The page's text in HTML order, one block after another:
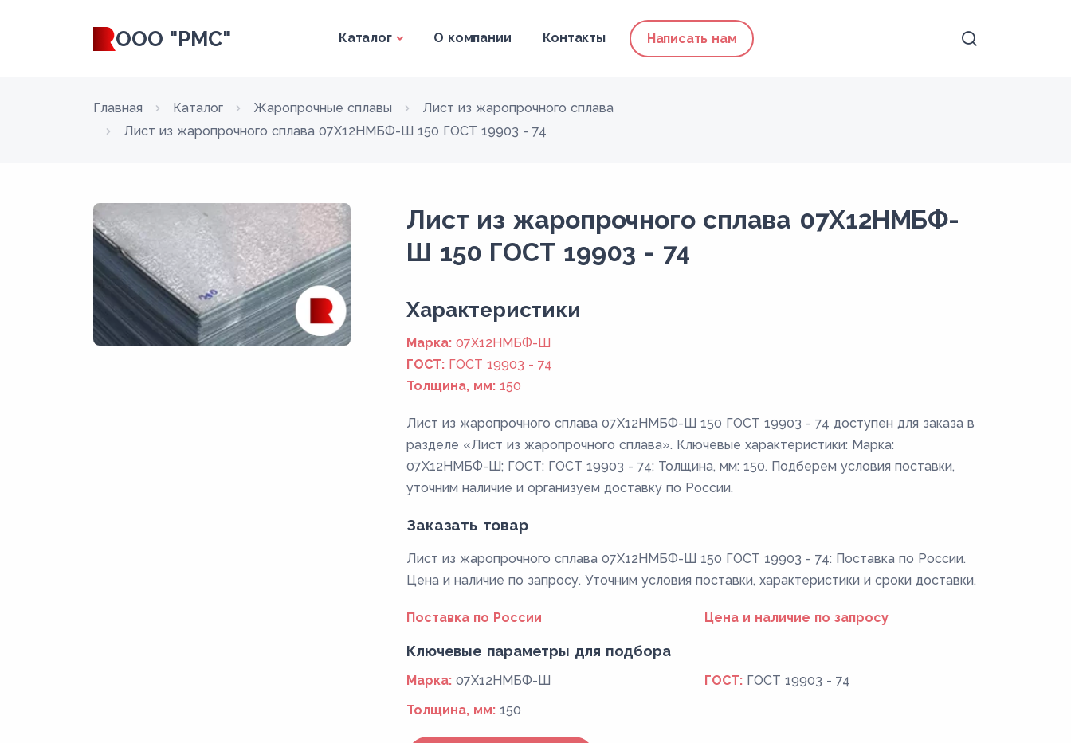
ООО "РМС" Каталог О компании Контакты Написать нам
Главная Каталог Жаропрочные сплавы
Лист из жаропрочного сплава
Лист из жаропрочного сплава 07Х12НМБФ-Ш 150 ГОСТ 19903 - 74
Лист из жаропрочного сплава 07Х12НМБФ-
Ш 150 ГОСТ 19903 - 74
Xарактеристики
Марка: 07Х12НМБФ-Ш
ГОСТ: ГОСТ 19903 - 74
Толщина, мм: 150
Лист из жаропрочного сплава 07Х12НМБФ-Ш 150 ГОСТ 19903 - 74 доступен для заказа в
разделе «Лист из жаропрочного сплава». Ключевые характеристики: Марка:
07Х12НМБФ-Ш; ГОСТ: ГОСТ 19903 - 74; Толщина, мм: 150. Подберем условия поставки,
уточним наличие и организуем доставку по России.
Заказать товар
Лист из жаропрочного сплава 07Х12НМБФ-Ш 150 ГОСТ 19903 - 74: Поставка по России.
Цена и наличие по запросу. Уточним условия поставки, характеристики и сроки доставки.
Поставка по России Цена и наличие по запросу
Ключевые параметры для подбора
Марка: 07Х12НМБФ-Ш ГОСТ: ГОСТ 19903 - 74
Толщина, мм: 150